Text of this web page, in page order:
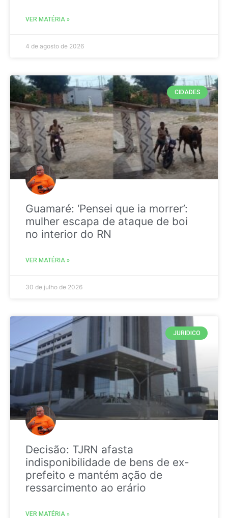
VER MATÉRIA »
4 de agosto de 2026
CIDADES
Guamaré: ‘Pensei que ia morrer’:
mulher escapa de ataque de boi
no interior do RN
VER MATÉRIA »
30 de julho de 2026
JURIDICO
Decisão: TJRN afasta
indisponibilidade de bens de ex-
prefeito e mantém ação de
ressarcimento ao erário
VER MATÉRIA »